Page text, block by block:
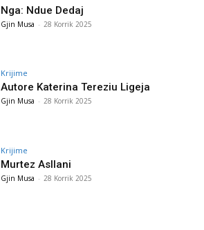
Nga: Ndue Dedaj
Gjin Musa - 28 Korrik 2025
Krijime
Autore Katerina Tereziu Ligeja
Gjin Musa - 28 Korrik 2025
Krijime
Murtez Asllani
Gjin Musa - 28 Korrik 2025